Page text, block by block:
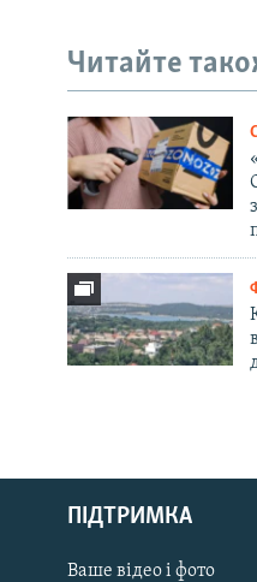
Русский
Qırımtatar
Читайте
ПІДТРИМКА
Ваше відео і фото